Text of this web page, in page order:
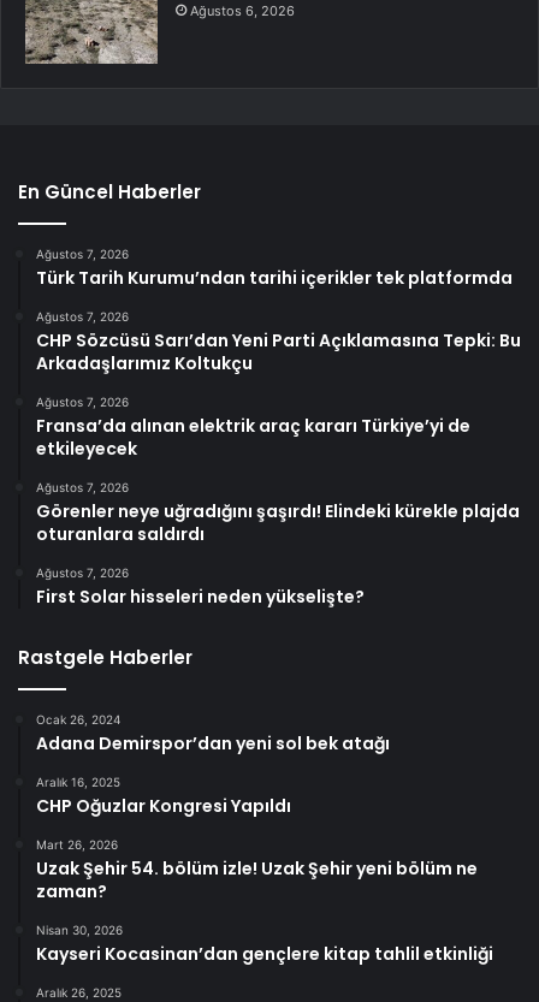
Ağustos 6, 2026
En Güncel Haberler
Ağustos 7, 2026
Türk Tarih Kurumu’ndan tarihi içerikler tek platformda
Ağustos 7, 2026
CHP Sözcüsü Sarı’dan Yeni Parti Açıklamasına Tepki: Bu
Arkadaşlarımız Koltukçu
Ağustos 7, 2026
Fransa’da alınan elektrik araç kararı Türkiye’yi de
etkileyecek
Ağustos 7, 2026
Görenler neye uğradığını şaşırdı! Elindeki kürekle plajda
oturanlara saldırdı
Ağustos 7, 2026
First Solar hisseleri neden yükselişte?
Rastgele Haberler
Ocak 26, 2024
Adana Demirspor’dan yeni sol bek atağı
Aralık 16, 2025
CHP Oğuzlar Kongresi Yapıldı
Mart 26, 2026
Uzak Şehir 54. bölüm izle! Uzak Şehir yeni bölüm ne
zaman?
Nisan 30, 2026
Kayseri Kocasinan’dan gençlere kitap tahlil etkinliği
Aralık 26, 2025